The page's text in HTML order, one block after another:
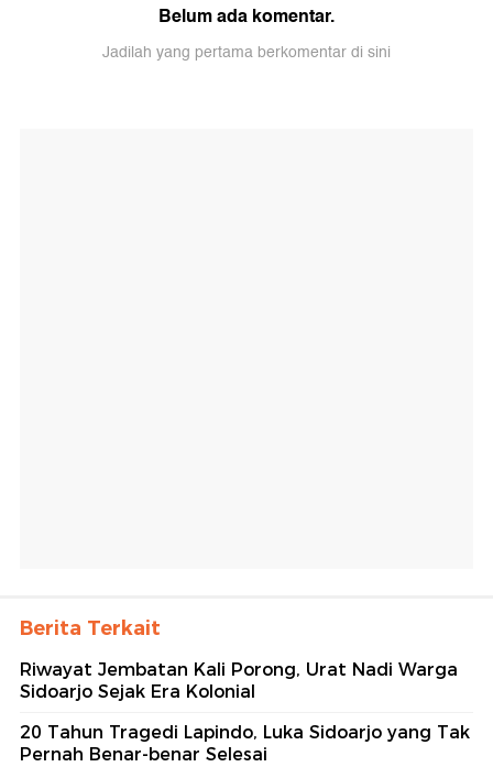
Belum ada komentar.
Jadilah yang pertama berkomentar di sini
Berita Terkait
Riwayat Jembatan Kali Porong, Urat Nadi Warga
Sidoarjo Sejak Era Kolonial
20 Tahun Tragedi Lapindo, Luka Sidoarjo yang Tak
Pernah Benar-benar Selesai